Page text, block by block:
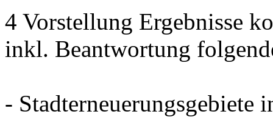
4 Vorstellung Ergebnisse
inkl. Beantwortung
- Stadterneuerungsgebiete